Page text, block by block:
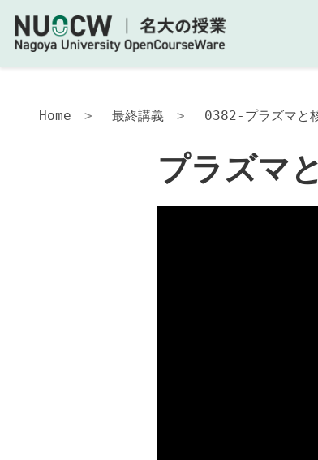
Home 最終講義 0382-プラズマと
プラズマ